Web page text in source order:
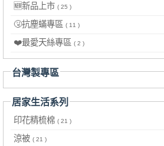
🆕新品上市 ( 25 )
🤧抗塵蟎專區 ( 11 )
❤️最愛天絲專區 ( 2 )
台灣製專區
居家生活系列
印花精梳棉 ( 21 )
涼被 ( 21 )